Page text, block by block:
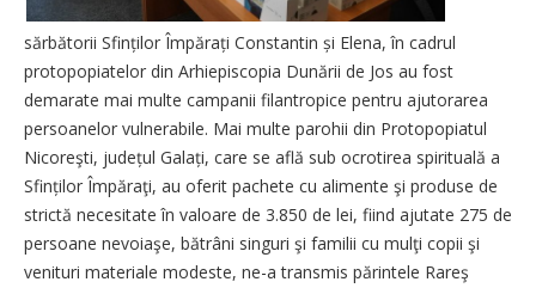
sărbătorii Sfinților Împărați ­Constantin și Elena, în cadrul
protopopiatelor din Arhiepiscopia Dunării de Jos au fost
demarate mai multe campanii filantropice pentru ajutorarea
persoanelor vulnerabile. Mai multe parohii din Protopopiatul
Nicoreşti, județul Galați, care se află sub ocrotirea spirituală a
Sfinților Împăraţi, au oferit pachete cu alimente şi produse de
strictă necesitate în valoare de 3.850 de lei, fiind ajutate 275 de
persoane nevoiaşe, bătrâni singuri şi familii cu mulţi copii şi
venituri materiale modeste, ne-a transmis părintele Rareş